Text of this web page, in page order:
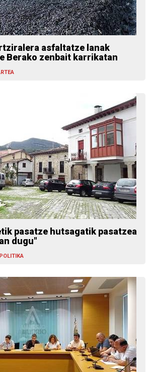
asfaltatze lanak
Berako zenbait karrikatan
pasatze hutsagatik pasatzea
dugu"
POLITIKA